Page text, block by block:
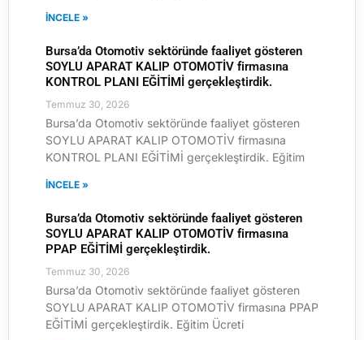
İNCELE »
Bursa’da Otomotiv sektöründe faaliyet gösteren
SOYLU APARAT KALIP OTOMOTİV firmasına
KONTROL PLANI EĞİTİMİ gerçekleştirdik.
Temmuz 30, 2026
Bursa’da Otomotiv sektöründe faaliyet gösteren
SOYLU APARAT KALIP OTOMOTİV firmasına
KONTROL PLANI EĞİTİMİ gerçekleştirdik. Eğitim
İNCELE »
Bursa’da Otomotiv sektöründe faaliyet gösteren
SOYLU APARAT KALIP OTOMOTİV firmasına
PPAP EĞİTİMİ gerçekleştirdik.
Temmuz 30, 2026
Bursa’da Otomotiv sektöründe faaliyet gösteren
SOYLU APARAT KALIP OTOMOTİV firmasına PPAP
EĞİTİMİ gerçekleştirdik. Eğitim Ücreti